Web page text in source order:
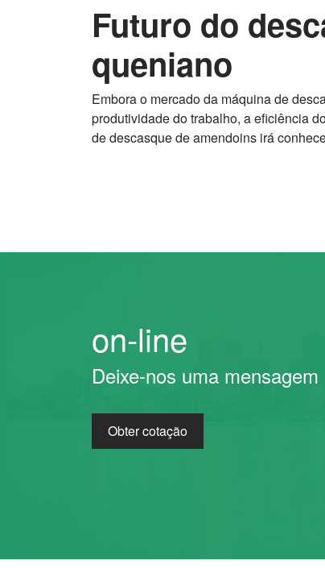
Futuro do
queniano
Embora o mercado da máquina de
produtividade do trabalho, a eficiência
de descasque de amendoins irá
on-line
Deixe-nos uma mensagem
Obter cotação